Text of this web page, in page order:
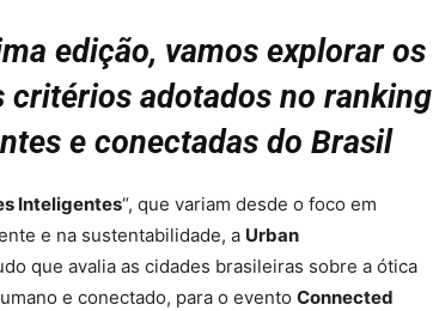
edição, vamos explorar os
adotados no ranking
e conectadas do Brasil
Inteligentes“, que variam desde o foco em
e na sustentabilidade, a Urban
que avalia as cidades brasileiras sobre a ótica
e conectado, para o evento Connected